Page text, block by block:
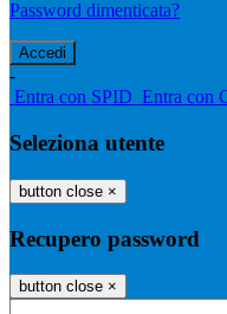
Password dimenticata?
-
Entra con SPID Entra con
Seleziona utente
button close ×
Recupero password
button close ×